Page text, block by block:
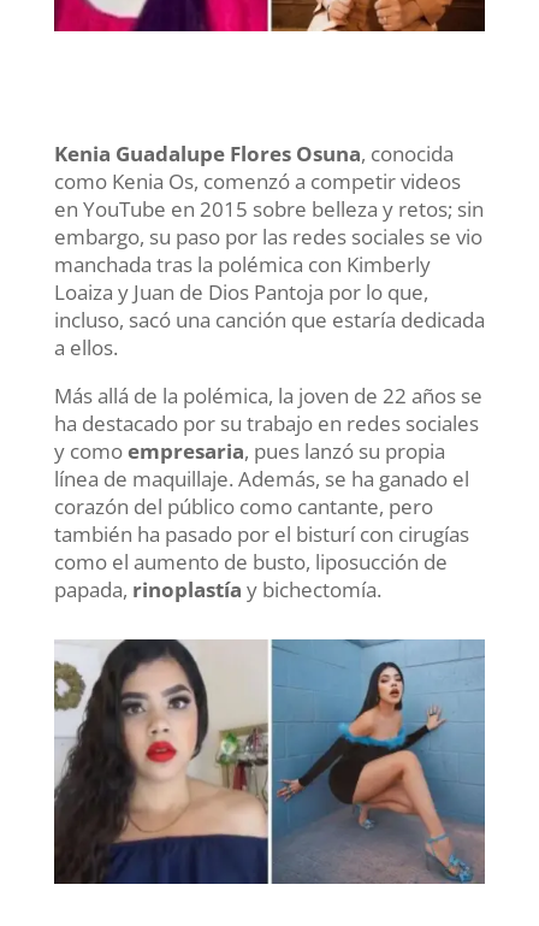
Kenia Guadalupe Flores Osuna, conocida
como Kenia Os, comenzó a competir videos
en YouTube en 2015 sobre belleza y retos; sin
embargo, su paso por las redes sociales se vio
manchada tras la polémica con Kimberly
Loaiza y Juan de Dios Pantoja por lo que,
incluso, sacó una canción que estaría dedicada
a ellos.
Más allá de la polémica, la joven de 22 años se
ha destacado por su trabajo en redes sociales
y comoempresaria, pues lanzó su propia
línea de maquillaje. Además, se ha ganado el
corazón del público como cantante, pero
también ha pasado por el bisturí con cirugías
como el aumento de busto, liposucción de
papada, rinoplastía y bichectomía.